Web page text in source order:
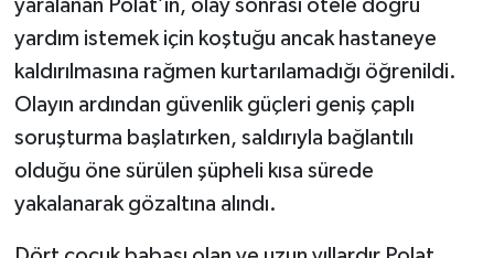
yaralanan Polat’ın, olay sonrası otele doğru
yardım istemek için koştuğu ancak hastaneye
kaldırılmasına rağmen kurtarılamadığı öğrenildi.
Olayın ardından güvenlik güçleri geniş çaplı
soruşturma başlatırken, saldırıyla bağlantılı
olduğu öne sürülen şüpheli kısa sürede
yakalanarak gözaltına alındı.